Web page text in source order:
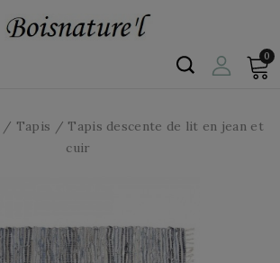
0
Tapis
Tapis descente de lit en jean et
cuir